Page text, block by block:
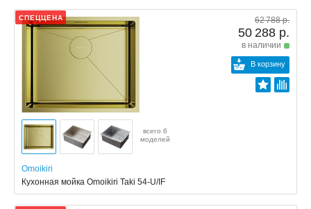
СПЕЦЦЕНА 62 788 р.
50 288 р.
в наличии
В корзину
всего 6
моделей
Omoikiri
Кухонная мойка Omoikiri Taki 54-U/IF